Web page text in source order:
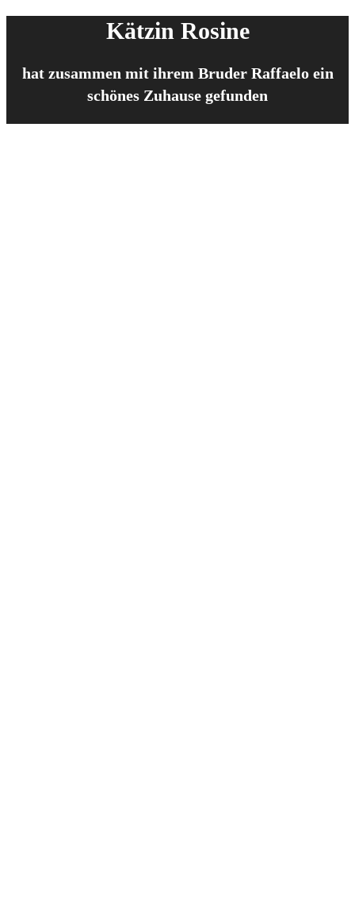
Kätzin Rosine
hat zusammen mit ihrem Bruder Raffaelo ein
schönes Zuhause gefunden